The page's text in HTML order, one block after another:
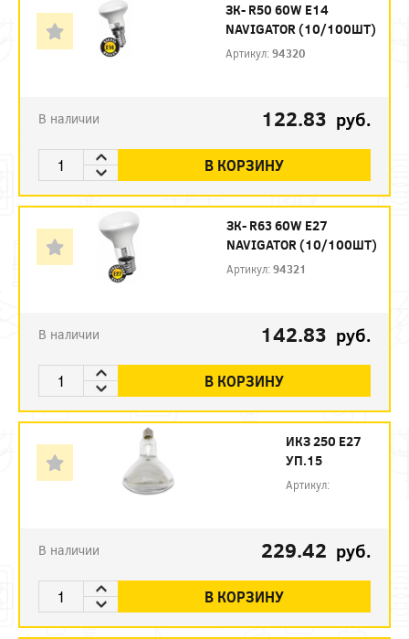
ЗК- R50 60W E14
NAVIGATOR (10/100ШТ)
Артикул:94320
В наличии 122.83 руб.
В КОРЗИНУ
ЗК- R63 60W E27
NAVIGATOR (10/100ШТ)
Артикул:94321
В наличии 142.83 руб.
В КОРЗИНУ
ИКЗ 250 Е27
УП.15
Артикул:
В наличии 229.42 руб.
В КОРЗИНУ